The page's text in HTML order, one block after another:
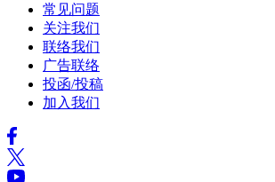
常见问题
关注我们
联络我们
广告联络
投函/投稿
加入我们